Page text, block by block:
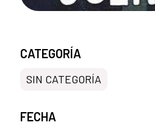
CATEGORÍA
SIN CATEGORÍA
FECHA